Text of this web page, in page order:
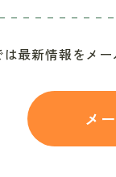
最新情報をメ
メ